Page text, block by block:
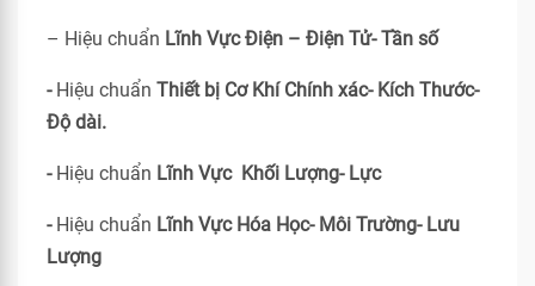
– Hiệu chuẩn Lĩnh Vực Điện – Điện Tử- Tần số
- Hiệu chuẩn Thiết bị Cơ Khí Chính xác- Kích Thước-
Độ dài.
- Hiệu chuẩn Lĩnh Vực Khối Lượng- Lực
- Hiệu chuẩn Lĩnh Vực Hóa Học- Môi Trường- Lưu
Lượng